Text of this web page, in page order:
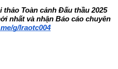
thảo Toàn cảnh Đấu thầu 2025
nhất và nhận Báo cáo chuyên
g/lraotc004